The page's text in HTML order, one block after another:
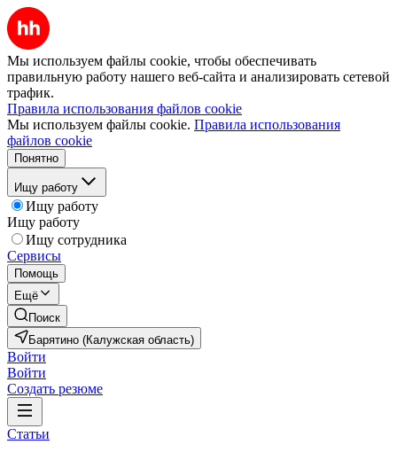
Мы используем файлы cookie, чтобы обеспечивать
правильную работу нашего веб-сайта и анализировать сетевой
трафик.
Правила использования файлов cookie
Мы используем файлы cookie. Правила использования
файлов cookie
Понятно
Ищу работу
Ищу работу
Ищу работу
Ищу сотрудника
Сервисы
Помощь
Ещё
Поиск
Барятино (Калужская область)
Войти
Войти
Создать резюме
Статьи